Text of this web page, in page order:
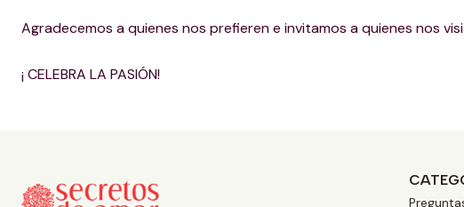
Agradecemos a quienes nos prefieren e invitamos a quienes nos
¡ CELEBRA LA PASIÓN!